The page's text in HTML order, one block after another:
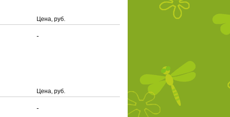
Цена, руб.
-
Цена, руб.
-